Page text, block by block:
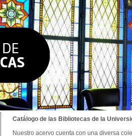
Catálogo de las Bibliotecas de la
Nuestro acervo cuenta con una diversa